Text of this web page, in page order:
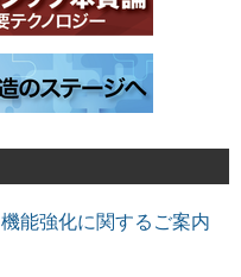
能強化に関するご案内